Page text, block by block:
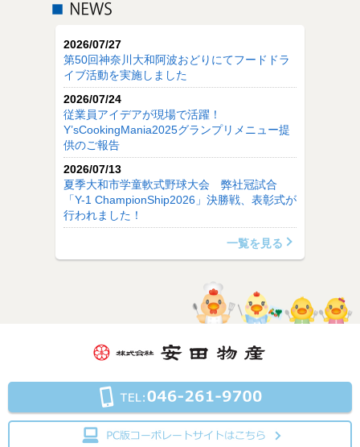
2026/07/27
第50回神奈川大和阿波おどりにてフードドラ
イブ活動を実施しました
2026/07/24
従業員アイデアが現場で活躍！
Y’sCookingMania2025グランプリメニュー提
供のご報告
2026/07/13
夏季大和市学童軟式野球大会 弊社冠試合
「Y-1 ChampionShip2026」決勝戦、表彰式が
行われました！
一覧を見る